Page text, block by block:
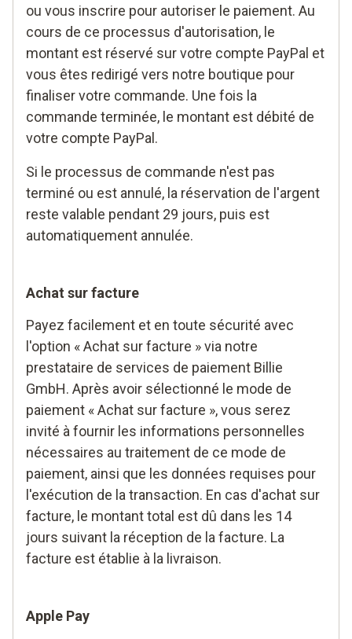
ou vous inscrire pour autoriser le paiement. Au
cours de ce processus d'autorisation, le
montant est réservé sur votre compte PayPal et
vous êtes redirigé vers notre boutique pour
finaliser votre commande. Une fois la
commande terminée, le montant est débité de
votre compte PayPal.
Si le processus de commande n'est pas
terminé ou est annulé, la réservation de l'argent
reste valable pendant 29 jours, puis est
automatiquement annulée.
Achat sur facture
Payez facilement et en toute sécurité avec
l'option « Achat sur facture » via notre
prestataire de services de paiement Billie
GmbH. Après avoir sélectionné le mode de
paiement « Achat sur facture », vous serez
invité à fournir les informations personnelles
nécessaires au traitement de ce mode de
paiement, ainsi que les données requises pour
l'exécution de la transaction. En cas d'achat sur
facture, le montant total est dû dans les 14
jours suivant la réception de la facture. La
facture est établie à la livraison.
Apple Pay